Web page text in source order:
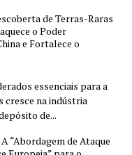
de Terras-Raras
o Poder
e Fortalece o
essenciais para a
cresce na indústria
de...
A “Abordagem de Ataque